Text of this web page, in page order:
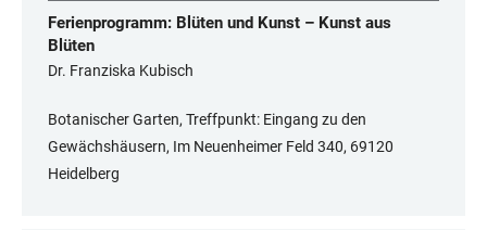
Ferienprogramm: Blüten und Kunst – Kunst aus
Blüten
Dr. Franziska Kubisch
Botanischer Garten, Treffpunkt: Eingang zu den
Gewächshäusern, Im Neuenheimer Feld 340, 69120
Heidelberg